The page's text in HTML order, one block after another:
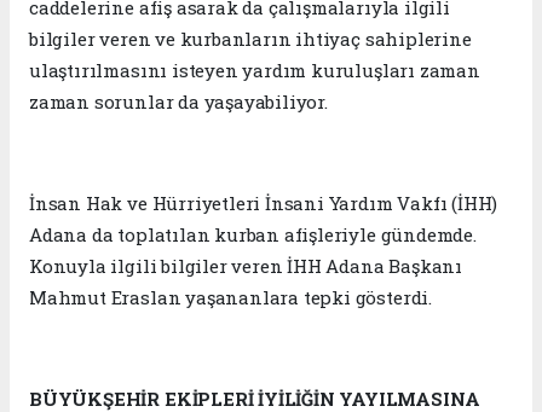
caddelerine afiş asarak da çalışmalarıyla ilgili
bilgiler veren ve kurbanların ihtiyaç sahiplerine
ulaştırılmasını isteyen yardım kuruluşları zaman
zaman sorunlar da yaşayabiliyor.
İnsan Hak ve Hürriyetleri İnsani Yardım Vakfı (İHH)
Adana da toplatılan kurban afişleriyle gündemde.
Konuyla ilgili bilgiler veren İHH Adana Başkanı
Mahmut Eraslan yaşananlara tepki gösterdi.
BÜYÜKŞEHİR EKİPLERİ İYİLİĞİN YAYILMASINA